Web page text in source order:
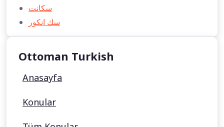
سكانت
سك انكور
Ottoman Turkish
Anasayfa
Konular